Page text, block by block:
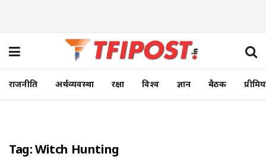
राजनीति अर्थव्यवस्था रक्षा विश्व ज्ञान बैठक
Tag:Witch Hunting